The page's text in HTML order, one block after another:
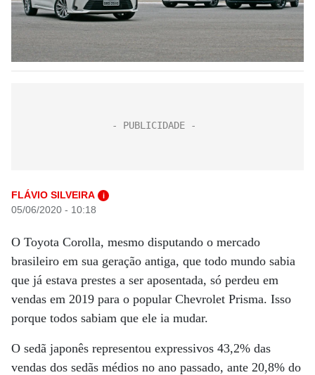
FLÁVIO SILVEIRA i
05/06/2020 - 10:18
O Toyota Corolla, mesmo disputando o mercado
brasileiro em sua geração antiga, que todo mundo sabia
que já estava prestes a ser aposentada, só perdeu em
vendas em 2019 para o popular Chevrolet Prisma. Isso
porque todos sabiam que ele ia mudar.
O sedã japonês representou expressivos 43,2% das
vendas dos sedãs médios no ano passado, ante 20,8% do